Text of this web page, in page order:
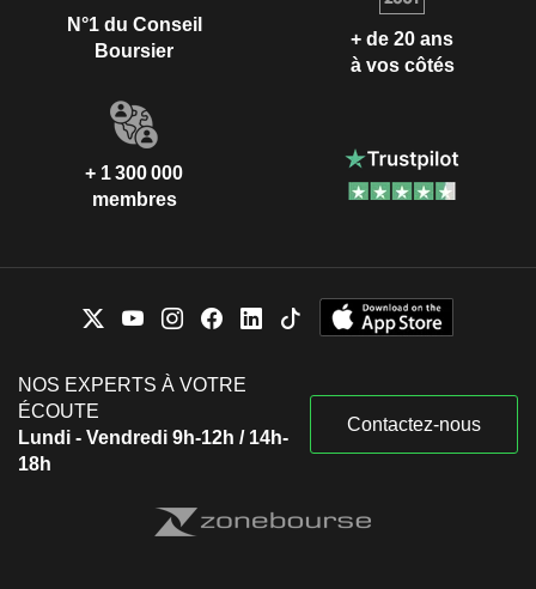
N°1 du Conseil
Boursier
+ de 20 ans
à vos côtés
+ 1 300 000
membres
NOS EXPERTS À VOTRE
ÉCOUTE
Lundi - Vendredi 9h-12h / 14h-
18h
Contactez-nous